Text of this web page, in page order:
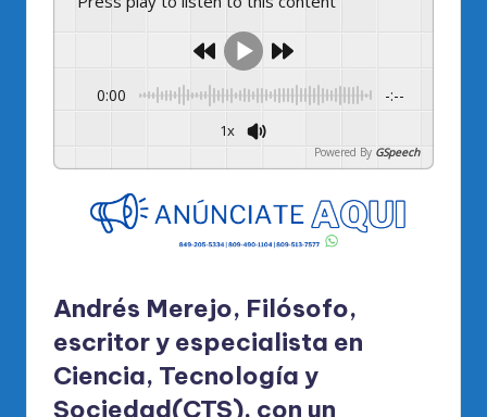
0:00 -:--
1x
Powered By GSpeech
Andrés Merejo, Filósofo,
escritor y especialista en
Ciencia, Tecnología y
Sociedad(CTS), con un